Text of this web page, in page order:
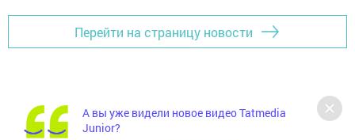
Перейти на страницу новости
А вы уже видели новое видео Tatmedia
Junior?